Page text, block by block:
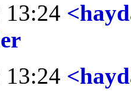
13:24
13:24